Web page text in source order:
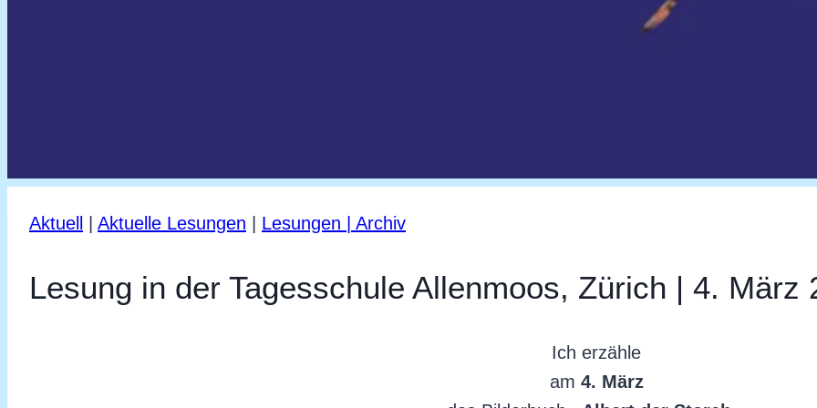
Aktuell Aktuelle Lesungen Lesungen | Archiv
Lesung in der Tagesschule Allenmoos, Zürich | 4. März
Ich erzähle
am 4. März